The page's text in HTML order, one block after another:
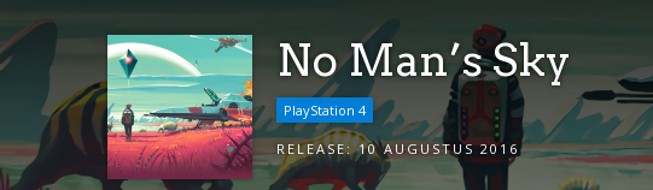
No Man’s Sky
PlayStation 4
RELEASE:10 AUGUSTUS 2016